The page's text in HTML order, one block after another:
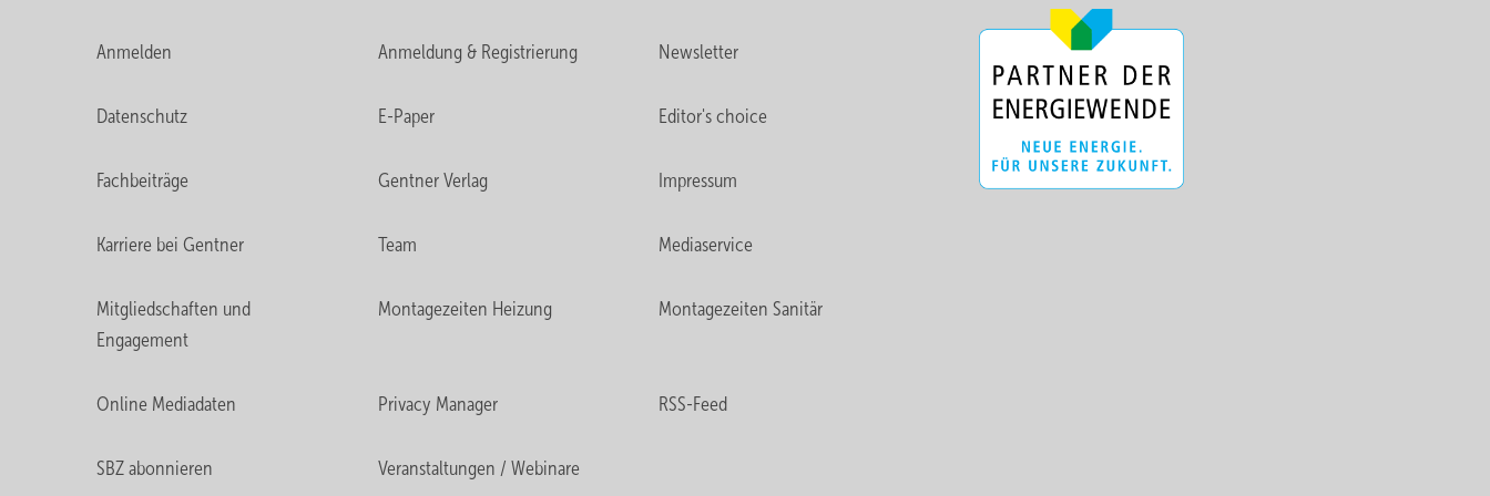
Anmelden Anmeldung & Registrierung Newsletter
Datenschutz E-Paper Editor's choice
Fachbeiträge Gentner Verlag Impressum
Karriere bei Gentner Team Mediaservice
Mitgliedschaften und
Engagement
Montagezeiten Heizung Montagezeiten Sanitär
Online Mediadaten Privacy Manager RSS-Feed
SBZ abonnieren Veranstaltungen / Webinare